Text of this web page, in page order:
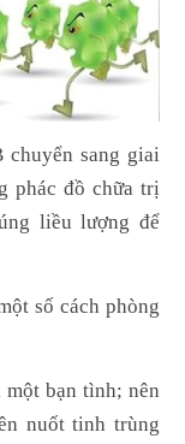
chuyển sang giai
phác đồ chữa trị
liều lượng để
số cách phòng
bạn tình; nên
nuốt tinh trùng